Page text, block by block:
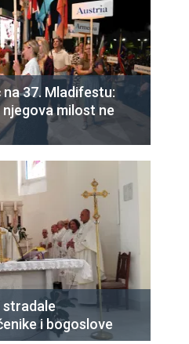
37. Mladifestu:
milost ne
stradale
i bogoslove